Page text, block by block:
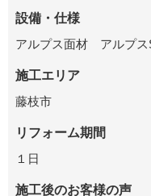
設備・仕様
アルプス面材 アルプス
施工エリア
藤枝市
リフォーム期間
１日
施工後のお客様の声